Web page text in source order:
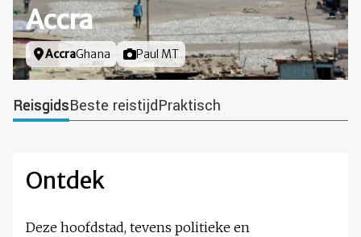
Accra
Locatie
AccraGhana Foto door
Paul MT
ReisgidsBeste reistijdPraktisch
Ontdek
Deze hoofdstad, tevens politieke en